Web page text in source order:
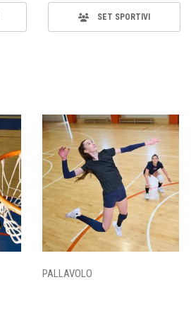
SET SPORTIVI
PALLAVOLO